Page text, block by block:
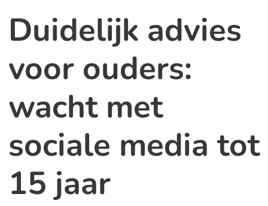
Duidelijk advies
voor ouders:
wacht met
sociale media tot
15 jaar